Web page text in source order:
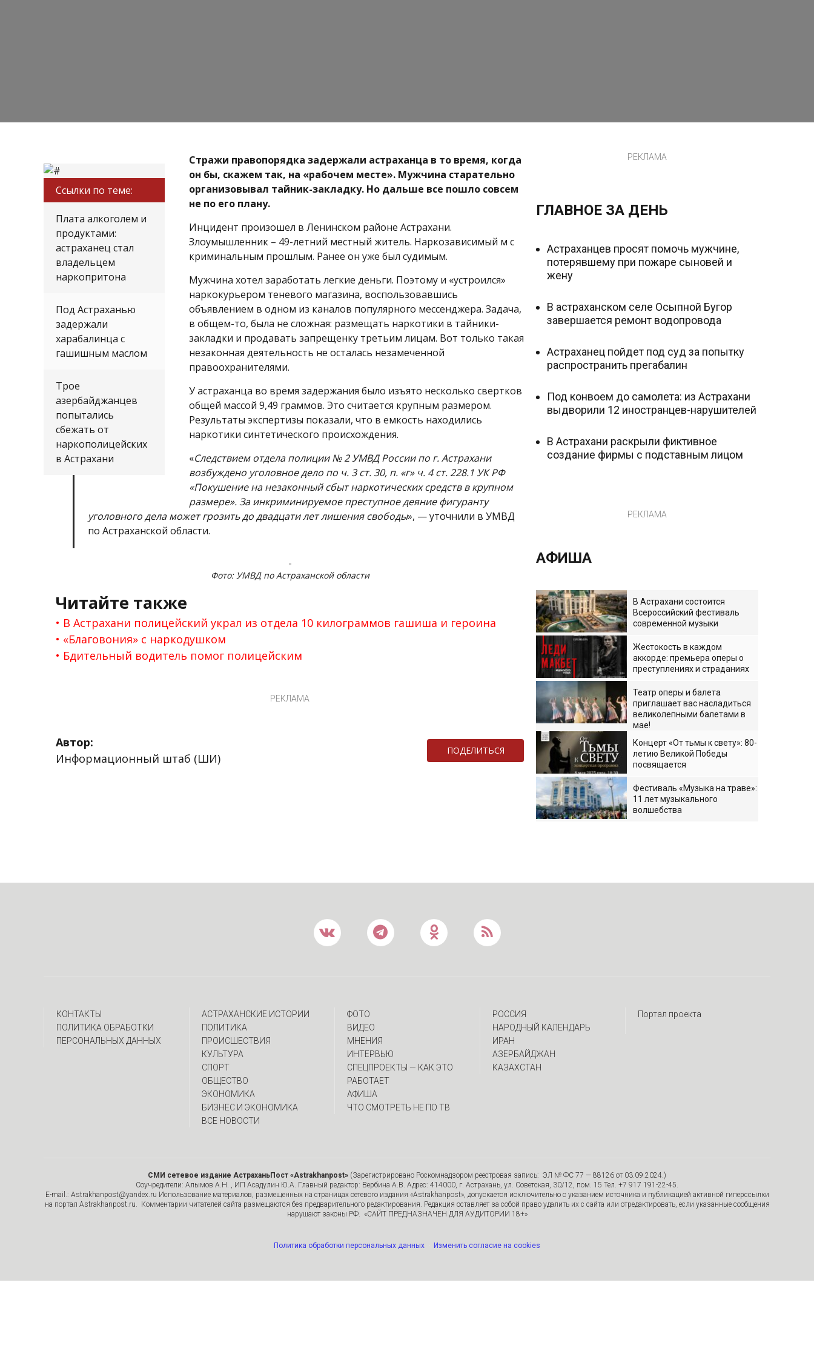
Ссылки по теме:
Плата алкоголем и
продуктами:
астраханец стал
владельцем
наркопритона
Под Астраханью
задержали
харабалинца с
гашишным маслом
Трое
азербайджанцев
попытались
сбежать от
наркополицейских
в Астрахани
Стражи правопорядка задержали астраханца в то время, когда
он бы, скажем так, на «рабочем месте». Мужчина старательно
организовывал тайник-закладку. Но дальше все пошло совсем
не по его плану.
Инцидент произошел в Ленинском районе Астрахани.
Злоумышленник – 49-летний местный житель. Наркозависимый м с
криминальным прошлым. Ранее он уже был судимым.
Мужчина хотел заработать легкие деньги. Поэтому и «устроился»
наркокурьером теневого магазина, воспользовавшись
объявлением в одном из каналов популярного мессенджера. Задача,
в общем-то, была не сложная: размещать наркотики в тайники-
закладки и продавать запрещенку третьим лицам. Вот только такая
незаконная деятельность не осталась незамеченной
правоохранителями.
У астраханца во время задержания было изъято несколько свертков
общей массой 9,49 граммов. Это считается крупным размером.
Результаты экспертизы показали, что в емкость находились
наркотики синтетического происхождения.
«Следствием отдела полиции № 2 УМВД России по г. Астрахани
возбуждено уголовное дело по ч. 3 ст. 30, п. «г» ч. 4 ст. 228.1 УК РФ
«Покушение на незаконный сбыт наркотических средств в крупном
размере». За инкриминируемое преступное деяние фигуранту
уголовного дела может грозить до двадцати лет лишения свободы», — уточнили в УМВД
по Астраханской области.
Фото: УМВД по Астраханской области
Читайте также
В Астрахани полицейский украл из отдела 10 килограммов гашиша и героина
«Благовония» с наркодушком
Бдительный водитель помог полицейским
РЕКЛАМА
Автор:
Информационный штаб (ШИ)
ПОДЕЛИТЬСЯ
РЕКЛАМА
ГЛАВНОЕ ЗА ДЕНЬ
Астраханцев просят помочь мужчине,
потерявшему при пожаре сыновей и
жену
В астраханском селе Осыпной Бугор
завершается ремонт водопровода
Астраханец пойдет под суд за попытку
распространить прегабалин
Под конвоем до самолета: из Астрахани
выдворили 12 иностранцев-нарушителей
В Астрахани раскрыли фиктивное
создание фирмы с подставным лицом
РЕКЛАМА
АФИША
В Астрахани состоится
Всероссийский фестиваль
современной музыки
Жестокость в каждом
аккорде: премьера оперы о
преступлениях и страданиях
Театр оперы и балета
приглашает вас насладиться
великолепными балетами в
мае!
Концерт «От тьмы к свету»: 80-
летию Великой Победы
посвящается
Фестиваль «Музыка на траве»:
11 лет музыкального
волшебства
КОНТАКТЫ
ПОЛИТИКА ОБРАБОТКИ
ПЕРСОНАЛЬНЫХ ДАННЫХ
АСТРАХАНСКИЕ ИСТОРИИ
ПОЛИТИКА
ПРОИСШЕСТВИЯ
КУЛЬТУРА
СПОРТ
ОБЩЕСТВО
ЭКОНОМИКА
БИЗНЕС И ЭКОНОМИКА
ВСЕ НОВОСТИ
ФОТО
ВИДЕО
МНЕНИЯ
ИНТЕРВЬЮ
CПЕЦПРОЕКТЫ — КАК ЭТО
РАБОТАЕТ
АФИША
ЧТО СМОТРЕТЬ НЕ ПО ТВ
РОССИЯ
НАРОДНЫЙ КАЛЕНДАРЬ
ИРАН
АЗЕРБАЙДЖАН
КАЗАХСТАН
Портал проекта
СМИ сетевое издание АстраханьПост «Astrakhanpost» (Зарегистрировано Роскомнадзором реестровая запись: ЭЛ № ФС 77 — 88126 от 03.09.2024.)
Соучредители: Алымов А.Н. , ИП Асадулин Ю.А. Главный редактор: Вербина А.В. Адрес: 414000, г. Астрахань, ул. Советская, 30/12, пом. 15 Тел. +7 917 191-22-45.
E-mail.: Astrakhanpost@yandex.ru Использование материалов, размещенных на страницах сетевого издания «Astrakhanpost», допускается исключительно с указанием источника и публикацией активной гиперссылки
на портал Astrakhanpost.ru. Комментарии читателей сайта размещаются без предварительного редактирования. Редакция оставляет за собой право удалить их с сайта или отредактировать, если указанные сообщения
нарушают законы РФ. «САЙТ ПРЕДНАЗНАЧЕН ДЛЯ АУДИТОРИИ 18+»
Политика обработки персональных данных Изменить согласие на cookies